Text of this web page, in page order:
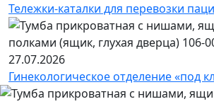
Тележки-каталки для перевозки
27.07.2026
Гинекологическое отделение «под